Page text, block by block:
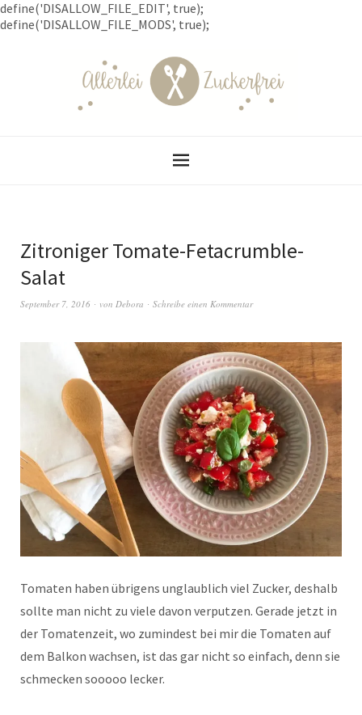
define('DISALLOW_FILE_EDIT', true);
define('DISALLOW_FILE_MODS', true);
Zitroniger Tomate-Fetacrumble-
Salat
September 7, 2016 von Debora Schreibe einen Kommentar
Tomaten haben übrigens unglaublich viel Zucker, deshalb
sollte man nicht zu viele davon verputzen. Gerade jetzt in
der Tomatenzeit, wo zumindest bei mir die Tomaten auf
dem Balkon wachsen, ist das gar nicht so einfach, denn sie
schmecken sooooo lecker.